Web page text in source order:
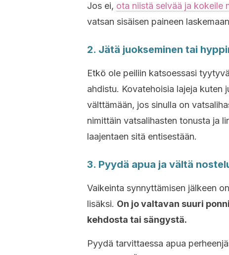
Jos ei, ota niistä selvää ja kokeile
vatsan sisäisen paineen
2. Jätä juokseminen tai
Etkö ole peiliin katsoessasi
ahdistu. Kovatehoisia lajeja kuten
välttämään, jos sinulla on
nimittäin vatsalihasten tonusta ja
laajentaen sitä entisestään.
3. Pyydä apua ja vältä
Vaikeinta synnyttämisen jälkeen
lisäksi. On jo valtavan suuri
kehdosta tai sängystä.
Pyydä tarvittaessa apua